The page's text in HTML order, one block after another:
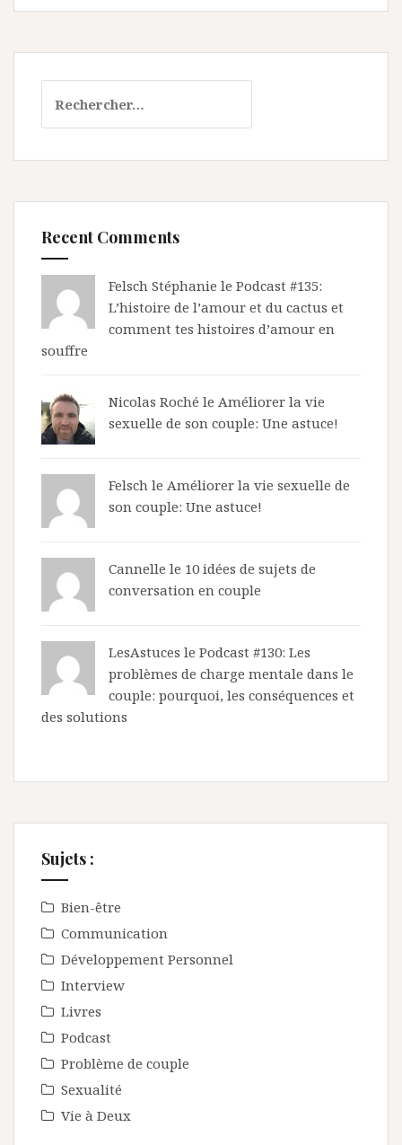
Recent Comments
Felsch Stéphanie le Podcast #135:
L’histoire de l’amour et du cactus et
comment tes histoires d’amour en
souffre
Nicolas Roché le Améliorer la vie
sexuelle de son couple: Une astuce!
Felsch le Améliorer la vie sexuelle de
son couple: Une astuce!
Cannelle le 10 idées de sujets de
conversation en couple
LesAstuces le Podcast #130: Les
problèmes de charge mentale dans le
couple: pourquoi, les conséquences et
des solutions
Sujets :
Bien-être
Communication
Développement Personnel
Interview
Livres
Podcast
Problème de couple
Sexualité
Vie à Deux